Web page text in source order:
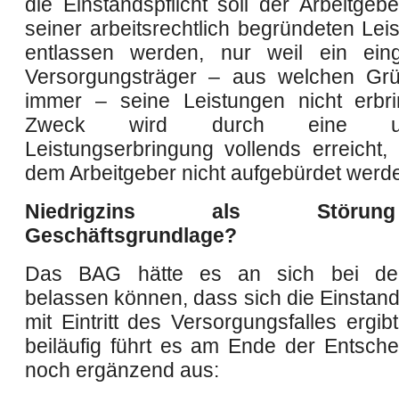
die Einstandspflicht soll der
seiner arbeitsrechtlich begründeten
entlassen werden, nur weil ein
Versorgungsträger – aus welchen
immer – seine Leistungen nicht
Zweck wird durch eine
Leistungserbringung vollends erreicht,
dem Arbeitgeber nicht aufgebürdet
Niedrigzins als
Geschäftsgrundlage?
Das BAG hätte es an sich bei
belassen können, dass sich die
mit Eintritt des Versorgungsfalles
beiläufig führt es am Ende der
noch ergänzend aus: